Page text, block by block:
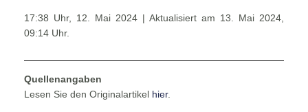
17:38 Uhr, 12. Mai 2024 | Aktualisiert am 13. Mai 2024,
09:14 Uhr.
Quellenangaben
Lesen Sie den Originalartikel hier.